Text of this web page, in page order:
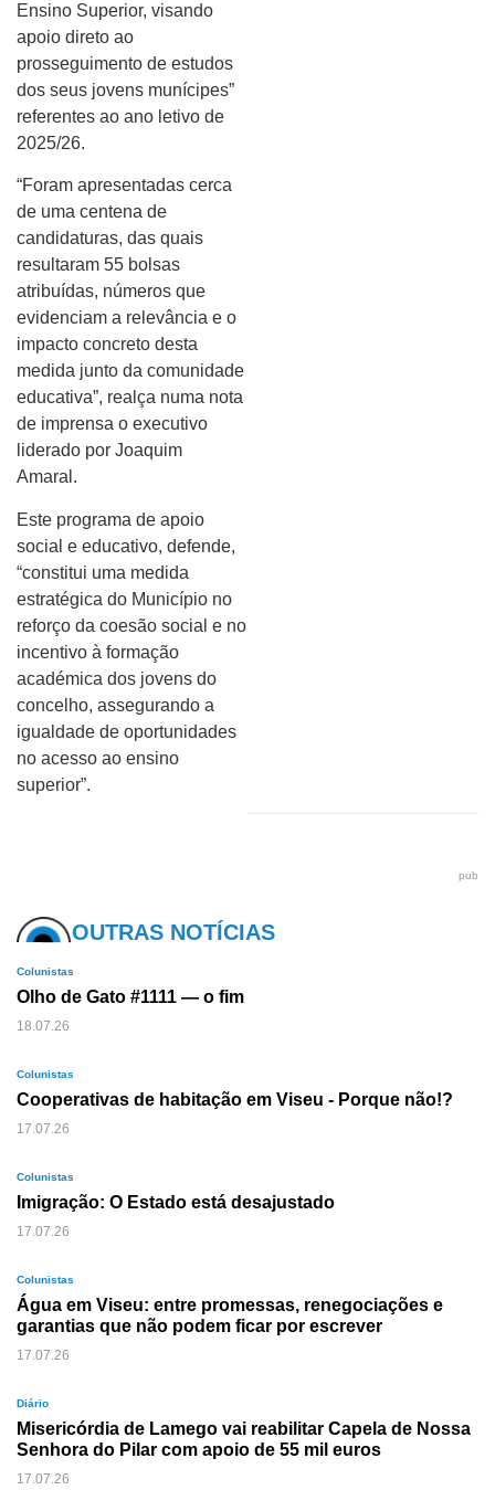
Ensino Superior, visando
apoio direto ao
prosseguimento de estudos
dos seus jovens munícipes”
referentes ao ano letivo de
2025/26.
“Foram apresentadas cerca
de uma centena de
candidaturas, das quais
resultaram 55 bolsas
atribuídas, números que
evidenciam a relevância e o
impacto concreto desta
medida junto da comunidade
educativa”, realça numa nota
de imprensa o executivo
liderado por Joaquim
Amaral.
Este programa de apoio
social e educativo, defende,
“constitui uma medida
estratégica do Município no
reforço da coesão social e no
incentivo à formação
académica dos jovens do
concelho, assegurando a
igualdade de oportunidades
no acesso ao ensino
superior”.
pub
OUTRAS NOTÍCIAS
Colunistas
Olho de Gato #1111 — o fim
18.07.26
Colunistas
Cooperativas de habitação em Viseu - Porque não!?
17.07.26
Colunistas
Imigração: O Estado está desajustado
17.07.26
Colunistas
Água em Viseu: entre promessas, renegociações e
garantias que não podem ficar por escrever
17.07.26
Diário
Misericórdia de Lamego vai reabilitar Capela de Nossa
Senhora do Pilar com apoio de 55 mil euros
17.07.26